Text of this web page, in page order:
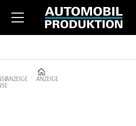
ANZEIGE ANZEIGE